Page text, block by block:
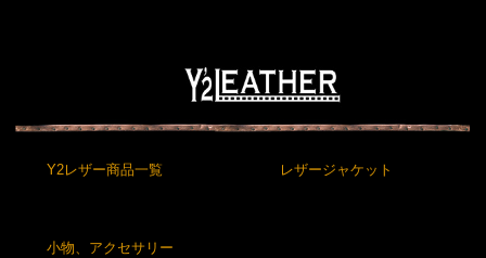
Y2レザー商品一覧 レザージャケット
小物、アクセサリー